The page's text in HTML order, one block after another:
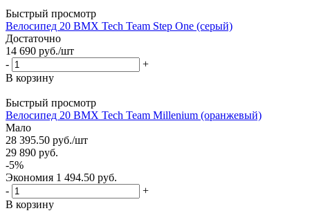
Быстрый просмотр
Велосипед 20 BMX Tech Team Step One (серый)
Достаточно
14 690 руб./шт
-
+
В корзину
Быстрый просмотр
Велосипед 20 BMX Tech Team Millenium (оранжевый)
Мало
28 395.50 руб./шт
29 890 руб.
-5%
Экономия 1 494.50 руб.
-
+
В корзину